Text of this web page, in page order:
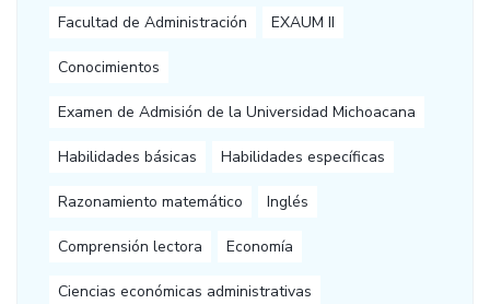
Facultad de Administración EXAUM II
Conocimientos
Examen de Admisión de la Universidad Michoacana
Habilidades básicas Habilidades específicas
Razonamiento matemático Inglés
Comprensión lectora Economía
Ciencias económicas administrativas